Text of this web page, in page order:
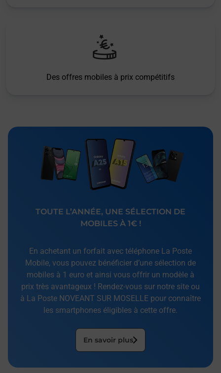
Des offres mobiles à prix compétitifs
TOUTE L’ANNÉE, UNE SÉLECTION DE
MOBILES À 1€ !
En achetant un forfait avec téléphone La Poste
Mobile, vous pouvez bénéficier d’une sélection de
mobiles à 1 euro et ainsi vous offrir un modèle à
prix très avantageux ! Rendez-vous sur notre site ou
à La Poste NOVEANT SUR MOSELLE pour connaître
les smartphones éligibles à cette offre.
En savoir plus